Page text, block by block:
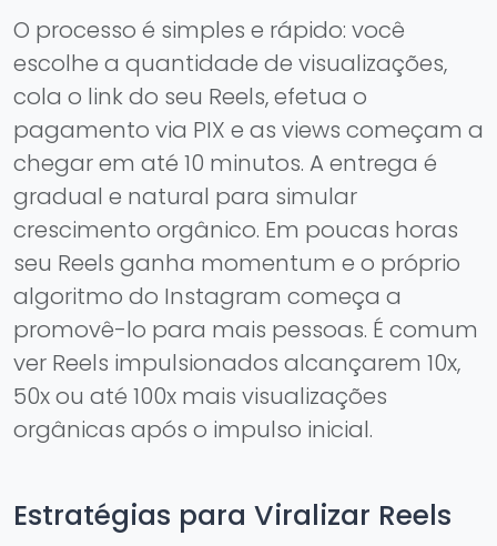
O processo é simples e rápido: você
escolhe a quantidade de visualizações,
cola o link do seu Reels, efetua o
pagamento via PIX e as views começam a
chegar em até 10 minutos. A entrega é
gradual e natural para simular
crescimento orgânico. Em poucas horas
seu Reels ganha momentum e o próprio
algoritmo do Instagram começa a
promovê-lo para mais pessoas. É comum
ver Reels impulsionados alcançarem 10x,
50x ou até 100x mais visualizações
orgânicas após o impulso inicial.
Estratégias para Viralizar Reels